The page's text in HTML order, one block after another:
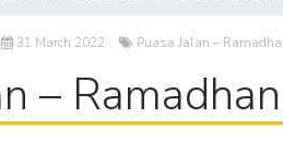
31 March 2022 Puasa Jalan –
–